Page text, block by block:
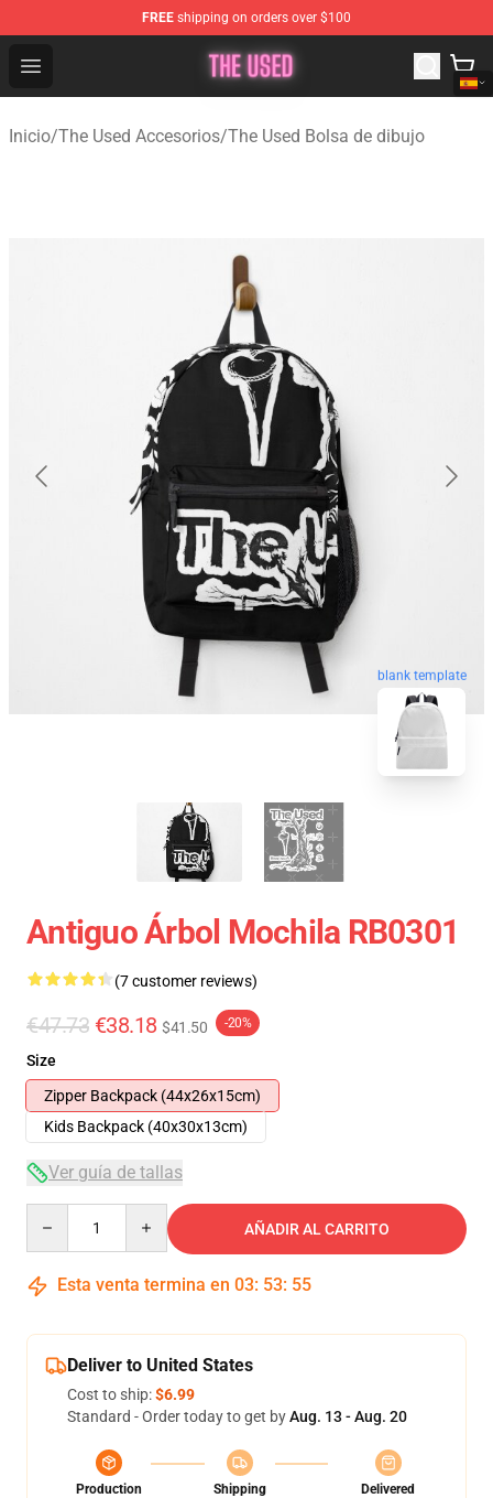
FREE shipping on orders over $100
Open menu
The Used Store - Official The Used Merchandise Shop
Inicio/The Used Accesorios/The Used Bolsa de dibujo
blank template
Antiguo Árbol Mochila RB0301
(7 customer reviews)
€47.73 €38.18 $41.50 -20%
Size
Zipper Backpack (44x26x15cm)
Kids Backpack (40x30x13cm)
Ver guía de tallas
AÑADIR AL CARRITO
Esta venta termina en 03: 53: 54
Deliver to United States
Cost to ship:$6.99
Standard - Order today to get byAug. 13 - Aug. 20
Production
Shipping
Delivered